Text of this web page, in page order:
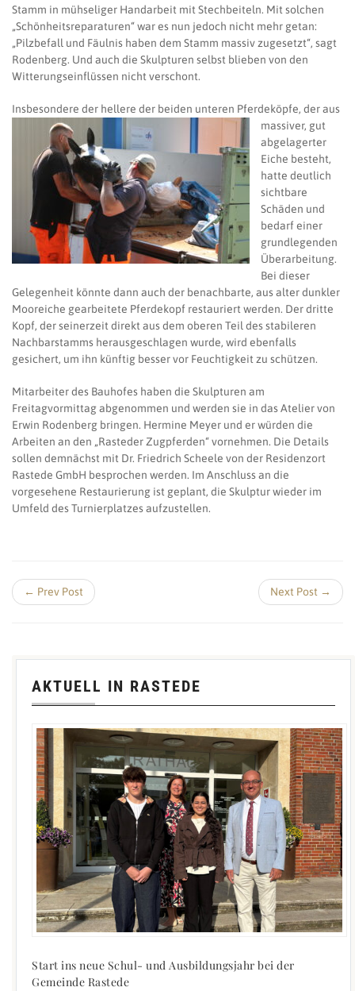
Stamm in mühseliger Handarbeit mit Stechbeiteln. Mit solchen
„Schönheitsreparaturen“ war es nun jedoch nicht mehr getan:
„Pilzbefall und Fäulnis haben dem Stamm massiv zugesetzt“, sagt
Rodenberg. Und auch die Skulpturen selbst blieben von den
Witterungseinflüssen nicht verschont.
Insbesondere der hellere der beiden unteren Pferdeköpfe, der aus
massiver, gut
abgelagerter
Eiche besteht,
hatte deutlich
sichtbare
Schäden und
bedarf einer
grundlegenden
Überarbeitung.
Bei dieser
Gelegenheit könnte dann auch der benachbarte, aus alter dunkler
Mooreiche gearbeitete Pferdekopf restauriert werden. Der dritte
Kopf, der seinerzeit direkt aus dem oberen Teil des stabileren
Nachbarstamms herausgeschlagen wurde, wird ebenfalls
gesichert, um ihn künftig besser vor Feuchtigkeit zu schützen.
Mitarbeiter des Bauhofes haben die Skulpturen am
Freitagvormittag abgenommen und werden sie in das Atelier von
Erwin Rodenberg bringen. Hermine Meyer und er würden die
Arbeiten an den „Rasteder Zugpferden“ vornehmen. Die Details
sollen demnächst mit Dr. Friedrich Scheele von der Residenzort
Rastede GmbH besprochen werden. Im Anschluss an die
vorgesehene Restaurierung ist geplant, die Skulptur wieder im
Umfeld des Turnierplatzes aufzustellen.
← Prev Post Next Post →
AKTUELL IN RASTEDE
Start ins neue Schul- und Ausbildungsjahr bei der
Gemeinde Rastede